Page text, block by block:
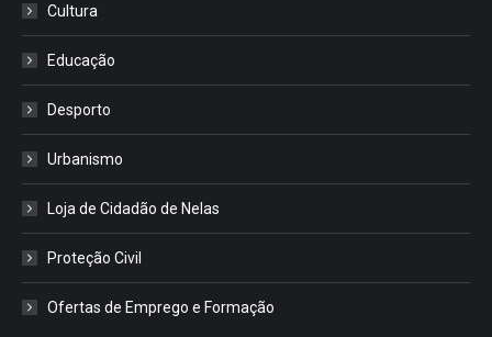
Cultura
Educação
Desporto
Urbanismo
Loja de Cidadão de Nelas
Proteção Civil
Ofertas de Emprego e Formação